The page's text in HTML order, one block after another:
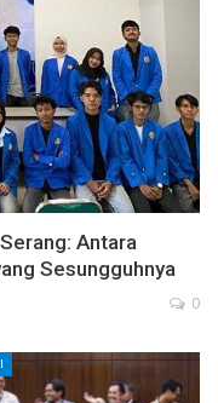
Antara
Sesungguhnya
0